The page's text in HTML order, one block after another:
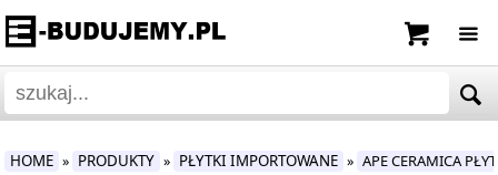
HOME » PRODUKTY » PŁYTKI IMPORTOWANE » APE CERAMICA